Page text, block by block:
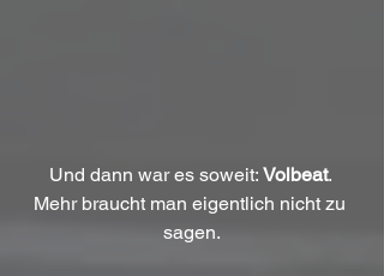
Und dann war es soweit: Volbeat.
Mehr braucht man eigentlich nicht zu
sagen.